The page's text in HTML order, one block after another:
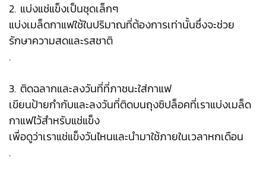
2. แบ่งแช่แข็งเป็นชุดเล็กๆ
แบ่งเมล็ดกาแฟใช้ในปริมาณที่ต้องการเท่านั้นซึ่งจะช่วย
รักษาความสดและรสชาติ
.
3. ติดฉลากและลงวันที่ที่ภาชนะใส่กาแฟ
เขียนป้ายกำกับและลงวันที่ติดบนถุงซิปล็อคที่เราแบ่งเมล็ด
กาแฟไว้สำหรับแช่แข็ง
เพื่อดูว่าเราแช่แข็งวันไหนและนำมาใช้ภายในเวลาหกเดือน
.